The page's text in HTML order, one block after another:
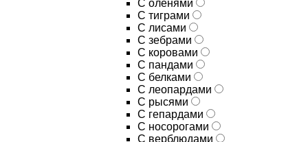
С оленями
С тиграми
С лисами
С зебрами
С коровами
С пандами
С белками
С леопардами
С рысями
С гепардами
С носорогами
С верблюдами